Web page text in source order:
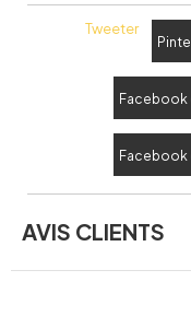
Tweeter
Facebook
Facebook
AVIS CLIENTS